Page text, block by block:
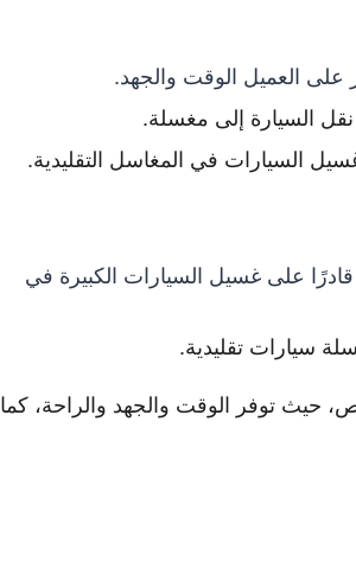
العميل الوقت والجهد.
السيارة إلى مغسلة.
السيارات في المغاسل التقليدية.
على غسيل السيارات الكبيرة في
سيارات تقليدية.
حيث توفر الوقت والجهد والراحة، كما